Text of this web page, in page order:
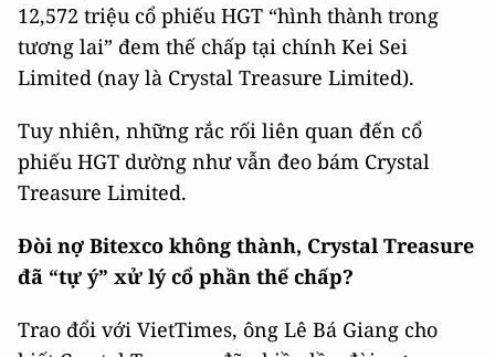
12,572 triệu cổ phiếu HGT “hình thành trong
tương lai” đem thế chấp tại chính Kei Sei
Limited (nay là Crystal Treasure Limited).
Tuy nhiên, những rắc rối liên quan đến cổ
phiếu HGT dường như vẫn đeo bám Crystal
Treasure Limited.
Đòi nợ Bitexco không thành, Crystal Treasure
đã “tự ý” xử lý cổ phần thế chấp?
Trao đổi với VietTimes, ông Lê Bá Giang cho